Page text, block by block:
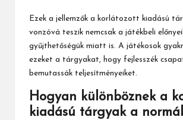
Ezek a jellemzők a korlátozott kiadású
vonzóvá teszik nemcsak a játékbeli
gyűjthetőségük miatt is. A játékosok
ezeket a tárgyakat, hogy fejlesszék
bemutassák teljesítményeiket.
Hogyan különböznek a
kiadású tárgyak a normál